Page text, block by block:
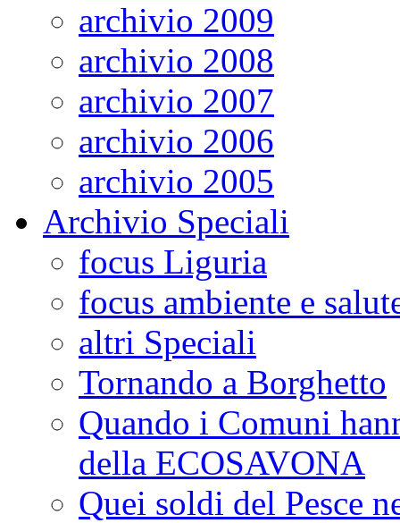
archivio 2009
archivio 2008
archivio 2007
archivio 2006
archivio 2005
Archivio Speciali
focus Liguria
focus ambiente e
altri Speciali
Tornando a Borghetto
Quando i Comuni
della ECOSAVONA
Quei soldi del Pesce